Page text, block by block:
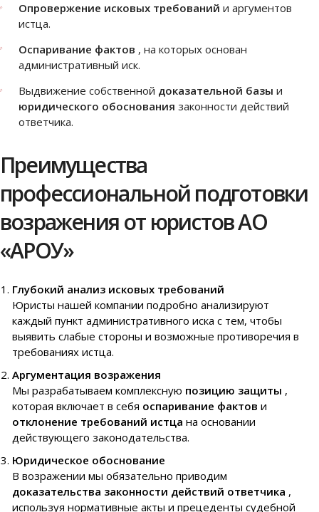
Опровержение исковых требований и аргументов
истца.
Оспаривание фактов , на которых основан
административный иск.
Выдвижение собственной доказательной базы и
юридического обоснования законности действий
ответчика.
Преимущества
профессиональной подготовки
возражения от юристов АО
«АРОУ»
Глубокий анализ исковых требований
Юристы нашей компании подробно анализируют
каждый пункт административного иска с тем, чтобы
выявить слабые стороны и возможные противоречия в
требованиях истца.
Аргументация возражения
Мы разрабатываем комплексную позицию защиты ,
которая включает в себя оспаривание фактов и
отклонение требований истца на основании
действующего законодательства.
Юридическое обоснование
В возражении мы обязательно приводим
доказательства законности действий ответчика ,
используя нормативные акты и прецеденты судебной